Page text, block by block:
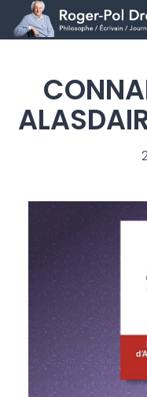
Aller
contenu